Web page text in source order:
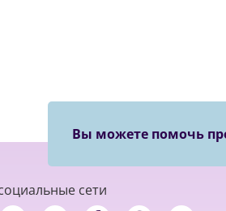
Вы можете помочь
сети